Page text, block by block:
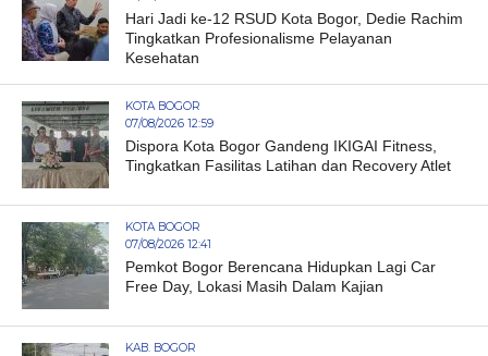
Hari Jadi ke-12 RSUD Kota Bogor, Dedie Rachim
Tingkatkan Profesionalisme Pelayanan
Kesehatan
KOTA BOGOR
07/08/2026 12:59
Dispora Kota Bogor Gandeng IKIGAI Fitness,
Tingkatkan Fasilitas Latihan dan Recovery Atlet
KOTA BOGOR
07/08/2026 12:41
Pemkot Bogor Berencana Hidupkan Lagi Car
Free Day, Lokasi Masih Dalam Kajian
KAB. BOGOR